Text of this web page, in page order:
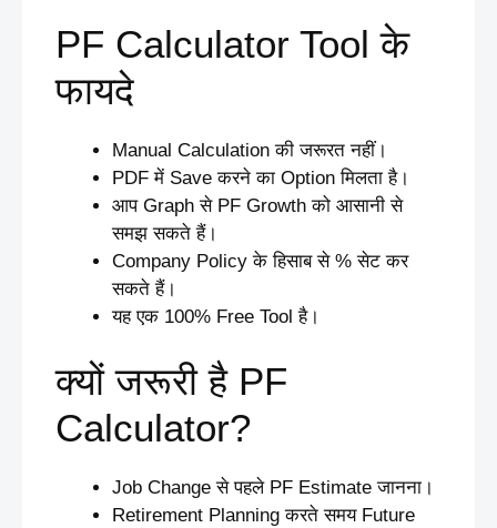
PF Calculator Tool के
फायदे
Manual Calculation की जरूरत नहीं।
PDF में Save करने का Option मिलता है।
आप Graph से PF Growth को आसानी से
समझ सकते हैं।
Company Policy के हिसाब से % सेट कर
सकते हैं।
यह एक 100% Free Tool है।
क्यों जरूरी है PF
Calculator?
Job Change से पहले PF Estimate जानना।
Retirement Planning करते समय Future